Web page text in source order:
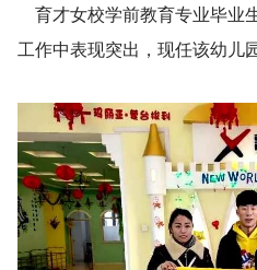
育才女校学前教育专业毕业
工作中表现突出，现任该幼儿